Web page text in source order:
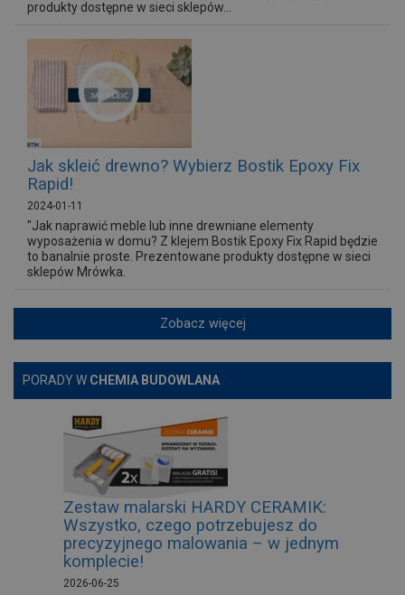
produkty dostępne w sieci sklepów...
Jak skleić drewno? Wybierz Bostik Epoxy Fix
Rapid!
2024-01-11
"Jak naprawić meble lub inne drewniane elementy
wyposażenia w domu? Z klejem Bostik Epoxy Fix Rapid będzie
to banalnie proste. Prezentowane produkty dostępne w sieci
sklepów Mrówka.
Zobacz więcej
PORADY W CHEMIA BUDOWLANA
Zestaw malarski HARDY CERAMIK:
Wszystko, czego potrzebujesz do
precyzyjnego malowania – w jednym
komplecie!
2026-06-25